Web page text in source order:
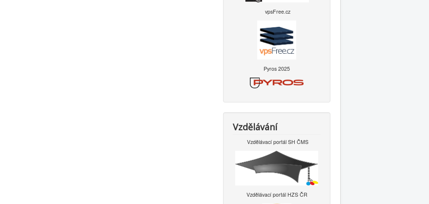
vpsFree.cz
Pyros 2025
Vzdělávání
Vzdělávací portál SH ČMS
Vzdělávací portál HZS ČR